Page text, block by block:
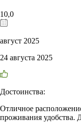
10,0
август 2025
24 августа 2025
Достоинства:
Отличное
проживания удобства.